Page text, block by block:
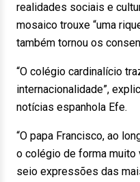
realidades sociais e
mosaico trouxe “uma
também tornou os
“O colégio cardinalício
internacionalidade”,
notícias espanhola Efe.
“O papa Francisco, ao
o colégio de forma muito
seio expressões das